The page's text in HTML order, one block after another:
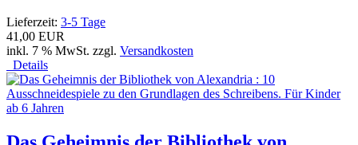
Lieferzeit: 3-5 Tage
41,00 EUR
inkl. 7 % MwSt. zzgl. Versandkosten
Details